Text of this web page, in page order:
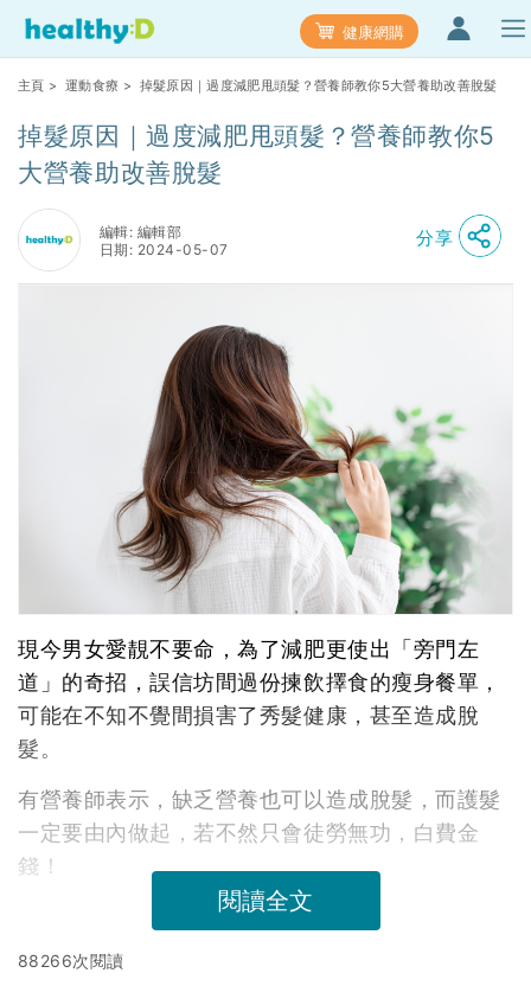
健康網購
主頁 > 運動食療 > 掉髮原因｜過度減肥甩頭髮？營養師教你5大營養助改善脫髮
掉髮原因｜過度減肥甩頭髮？營養師教你5
大營養助改善脫髮
編輯: 編輯部
日期: 2024-05-07
分享
現今男女愛靚不要命，為了減肥更使出「旁門左
道」的奇招，誤信坊間過份揀飲擇食的瘦身餐單，
可能在不知不覺間損害了秀髮健康，甚至造成脫
髮。
有營養師表示，缺乏營養也可以造成脫髮，而護髮
一定要由內做起，若不然只會徒勞無功，白費金
錢！
閱讀全文
88266次閱讀